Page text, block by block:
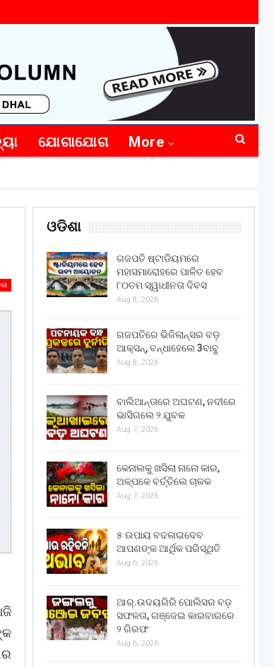
ଯୋଗାଯୋଗ More
ଓଡିଶା
ଗଜପତି ଷ୍ଟାଡିୟମରେ
ମହାସମାରୋହରେ ପାଳିତ ହେବ
୮୦ତମ ସ୍ୱାଧୀନତା ଦିବସ
Aug 8, 2026
ଗଜପତିରେ ଭିଜିଲାନ୍ସର ବଡ଼
ଆକ୍ସନ୍, ବନ୍ଧାହେଲେ 3ବାବୁ
Aug 8, 2026
ବାଲିଆନ୍ତାରେ ଅଘଟଣ, ନଦୀରେ
ଭାସିଗଲେ ୨ ଯୁବକ
Aug 7, 2026
କେନାଲକୁ ଖସିଲା ନାନୋ କାର,
ଅଳ୍ପକେ ବର୍ତ୍ତିଲେ ଚାଳକ
Aug 7, 2026
୫ ଉପାୟ ବଦଳାଇଦେବ
ଆପଣଙ୍କ ଆର୍ଥିକ ପରିସ୍ଥିତି
Aug 6, 2026
ଆର୍.ଉଦୟଗିରି ପୋଲିସର ବଡ଼
ସଫଳତା, ଗଞ୍ଜେଇ କାରବାରରେ
୨ ଗିରଫ
Aug 6, 2026